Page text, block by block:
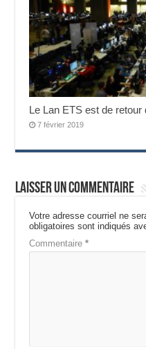
Le Lan ETS est de retour
7 février 2019
Laisser un commentaire
Votre adresse courriel ne
obligatoires sont indiqués
Commentaire*